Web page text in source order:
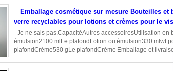
Emballage cosmétique sur mesure Bouteilles et
verre recyclables pour lotions et crèmes pour le
- Je ne sais pas.CapacitéAutres accessoiresUtilisation en
émulsion2100 mlLe plafondLotion ou émulsion330 mlwt
plafondCrème530 gLe plafondCrème Emballage et